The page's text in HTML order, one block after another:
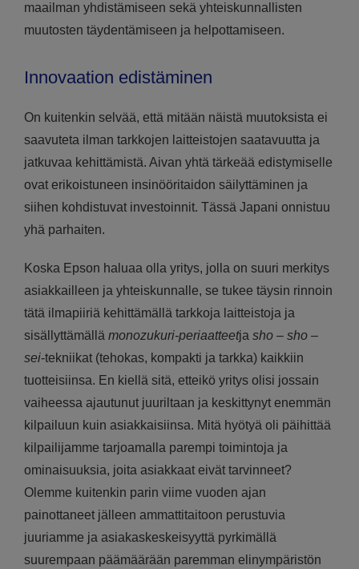
maailman yhdistämiseen sekä yhteiskunnallisten
muutosten täydentämiseen ja helpottamiseen.
Innovaation edistäminen
On kuitenkin selvää, että mitään näistä muutoksista ei
saavuteta ilman tarkkojen laitteistojen saatavuutta ja
jatkuvaa kehittämistä. Aivan yhtä tärkeää edistymiselle
ovat erikoistuneen insinööritaidon säilyttäminen ja
siihen kohdistuvat investoinnit. Tässä Japani onnistuu
yhä parhaiten.
Koska Epson haluaa olla yritys, jolla on suuri merkitys
asiakkailleen ja yhteiskunnalle, se tukee täysin rinnoin
tätä ilmapiiriä kehittämällä tarkkoja laitteistoja ja
sisällyttämällä monozukuri-periaatteetja sho – sho –
sei-tekniikat (tehokas, kompakti ja tarkka) kaikkiin
tuotteisiinsa. En kiellä sitä, etteikö yritys olisi jossain
vaiheessa ajautunut juuriltaan ja keskittynyt enemmän
kilpailuun kuin asiakkaisiinsa. Mitä hyötyä oli päihittää
kilpailijamme tarjoamalla parempi toimintoja ja
ominaisuuksia, joita asiakkaat eivät tarvinneet?
Olemme kuitenkin parin viime vuoden ajan
painottaneet jälleen ammattitaitoon perustuvia
juuriamme ja asiakaskeskeisyyttä pyrkimällä
suurempaan päämäärään paremman elinympäristön